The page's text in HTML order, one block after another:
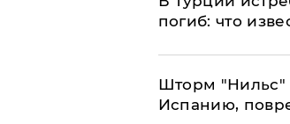
погиб: что
Шторм "Нильс"
Испанию,